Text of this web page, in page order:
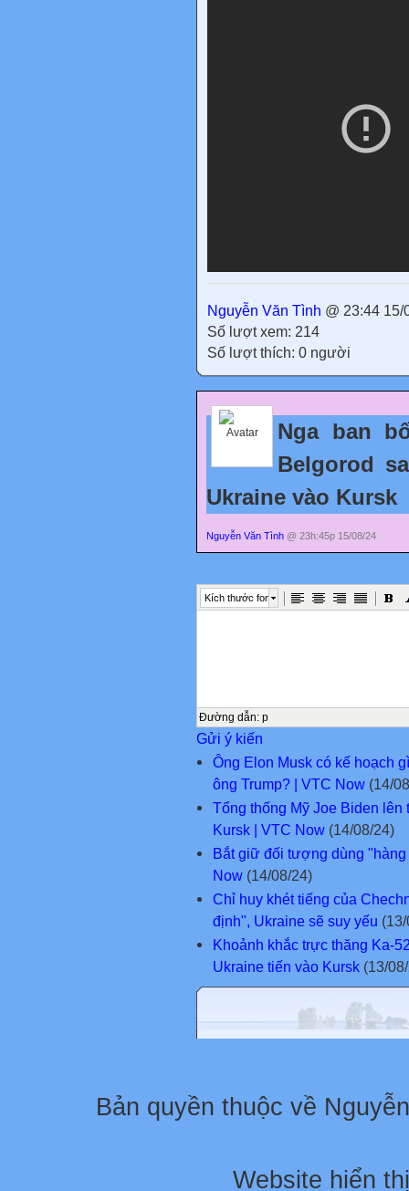
Nguyễn Văn Tình @ 23:44 15/
Số lượt xem: 214
Số lượt thích: 0 người
Nga ban
Belgorod
Ukraine vào Kursk
Nguyễn Văn Tình @ 23h:45p 15/08/24
Kích thước font
Đường dẫn: p
Gửi ý kiến
Ông Elon Musk có kế hoạch
ông Trump? | VTC Now (14/
Tổng thống Mỹ Joe Biden
Kursk | VTC Now (14/08/24)
Bắt giữ đối tượng dùng
Now (14/08/24)
Chỉ huy khét tiếng của
định", Ukraine sẽ suy yếu
Khoảnh khắc trực thăng Ka-
Ukraine tiến vào Kursk (13/
Bản quyền thuộc về
Website hiển